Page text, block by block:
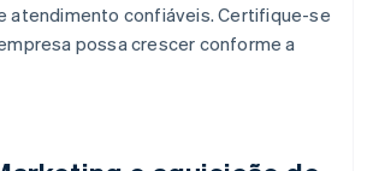
atendimento confiáveis. Certifique-se
possa crescer conforme a